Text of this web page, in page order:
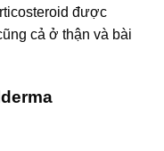
được
cả ở thận và bài